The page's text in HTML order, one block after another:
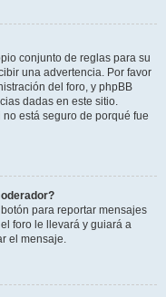
conjunto de reglas para su
una advertencia. Por favor
del foro, y phpBB
dadas en este sitio.
está seguro de porqué fue
para reportar mensajes
foro le llevará y guiará a
el mensaje.